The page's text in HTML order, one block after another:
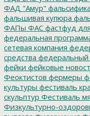
ФАД "Амур"
фальшивая купюра
ФАПы ФАС фастфуд
федеральная
сетевая компания
средства федеральный
фейки фейковые
Феоктистов фермеры
культуры фестиваль
скульптур Фестиваль
Физкультурно-